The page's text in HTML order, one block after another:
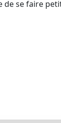
se faire